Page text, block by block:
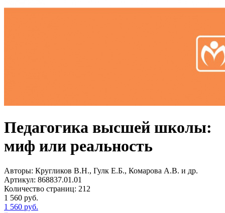
Педагогика высшей школы:
миф или реальность
Авторы: Кругликов В.Н., Гулк Е.Б., Комарова А.В. и др.
Артикул: 868837.01.01
Количество страниц: 212
1 560 руб.
1 560 руб.